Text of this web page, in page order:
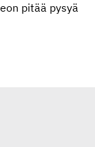
pitää pysyä